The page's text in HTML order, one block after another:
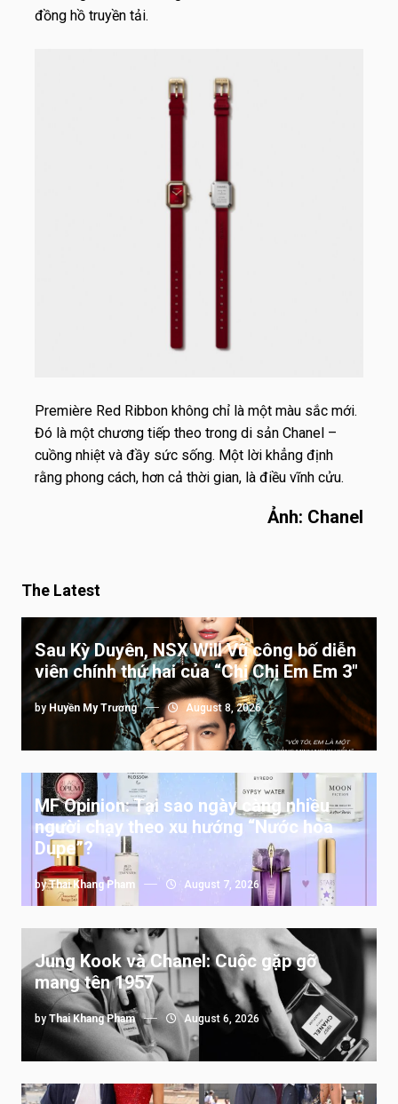
đồng hồ truyền tải.
Première Red Ribbon không chỉ là một màu sắc mới.
Đó là một chương tiếp theo trong di sản Chanel –
cuồng nhiệt và đầy sức sống. Một lời khẳng định
rằng phong cách, hơn cả thời gian, là điều vĩnh cửu.
Ảnh: Chanel
The Latest
Sau Kỳ Duyên, NSX Will Vũ công bố diễn
viên chính thứ hai của “Chị Chị Em Em 3″
by Huyền My Trương August 8, 2026
MF Opinion: Tại sao ngày càng nhiều
người chạy theo xu hướng “Nước hoa
Dupe”?
byThai Khang Pham August 7, 2026
Jung Kook và Chanel: Cuộc gặp gỡ
mang tên 1957
by Thai Khang Pham August 6, 2026